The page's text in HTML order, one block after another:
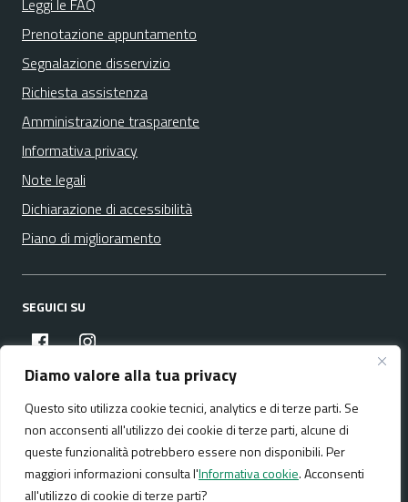
Diamo valore alla tua privacy
Questo sito utilizza cookie tecnici, analytics e di terze parti. Se
non acconsenti all'utilizzo dei cookie di terze parti, alcune di
queste funzionalità potrebbero essere non disponibili. Per
maggiori informazioni consulta l'Informativa cookie. Acconsenti
all'utilizzo di cookie di terze parti?
Leggi le FAQ
Prenotazione appuntamento
Segnalazione disservizio
Richiesta assistenza
Amministrazione trasparente
Informativa privacy
Note legali
Dichiarazione di accessibilità
Piano di miglioramento
SEGUICI SU
facebookinstagram
Media policy Mappa del sito